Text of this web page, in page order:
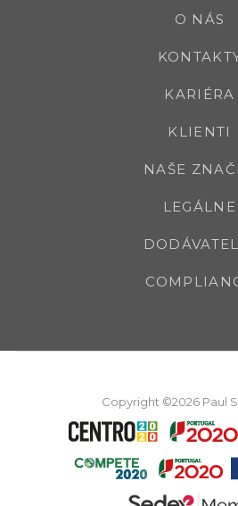
O NÁS
KARIÉRA
KLIENTI
NAŠE
LEGÁLNE
Copyright ©2026 Paul